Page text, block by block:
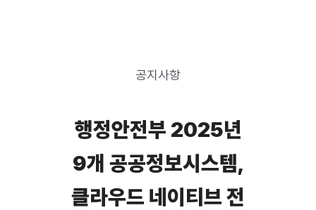
공지사항
행정안전부 2025년
9개 공공정보시스템,
클라우드 네이티브 전